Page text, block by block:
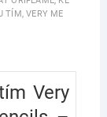
TÍM,VERY ME
Very